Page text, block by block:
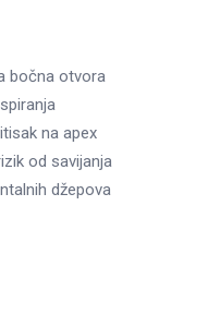
bočna otvora
na apex
od savijanja
džepova